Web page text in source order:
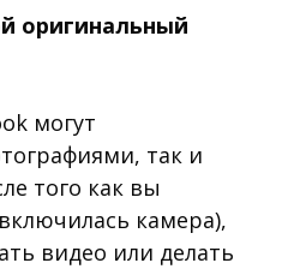
оригинальный
могут
так и
того как вы
камера),
видео или делать